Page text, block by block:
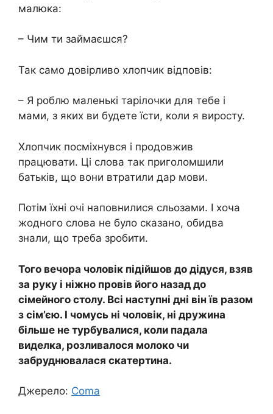
малюка:
– Чим ти займаєшся?
Так само довірливо хлопчик відповів:
– Я роблю маленькі тарілочки для тебе і
мами, з яких ви будете їсти, коли я виросту.
Хлопчик посміхнувся і продовжив
працювати. Ці слова так приголомшили
батьків, що вони втратили дар мови.
Потім їхні очі наповнилися сльозами. І хоча
жодного слова не було сказано, обидва
знали, що треба зробити.
Того вечора чоловік підійшов до дідуся, взяв
за руку і ніжно провів його назад до
сімейного столу. Всі наступні дні він їв разом
з сім’єю. І чомусь ні чоловік, ні дружина
більше не турбувалися, коли падала
виделка, розливалося молоко чи
забруднювалася скатертина.
Джерело: Coma